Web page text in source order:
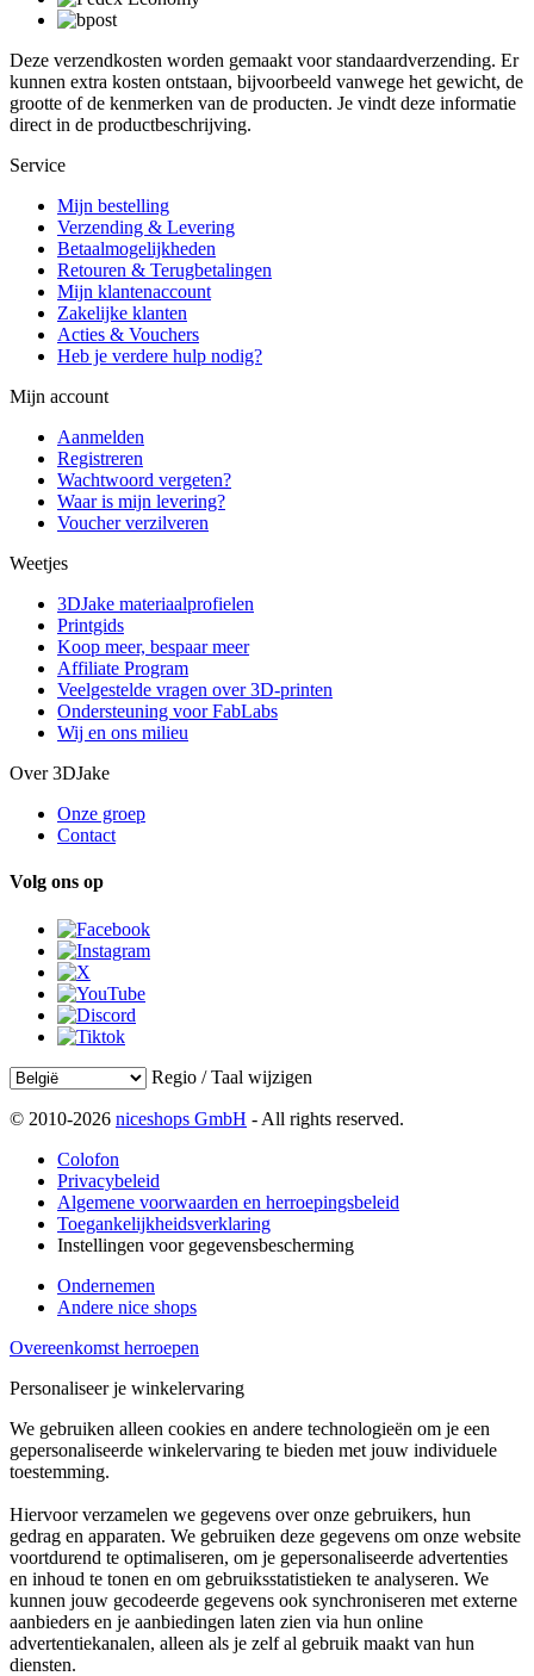
Deze verzendkosten worden gemaakt voor standaardverzending. Er
kunnen extra kosten ontstaan, bijvoorbeeld vanwege het gewicht, de
grootte of de kenmerken van de producten. Je vindt deze informatie
direct in de productbeschrijving.
Service
Mijn bestelling
Verzending & Levering
Betaalmogelijkheden
Retouren & Terugbetalingen
Mijn klantenaccount
Zakelijke klanten
Acties & Vouchers
Heb je verdere hulp nodig?
Mijn account
Aanmelden
Registreren
Wachtwoord vergeten?
Waar is mijn levering?
Voucher verzilveren
Weetjes
3DJake materiaalprofielen
Printgids
Koop meer, bespaar meer
Affiliate Program
Veelgestelde vragen over 3D-printen
Ondersteuning voor FabLabs
Wij en ons milieu
Over 3DJake
Onze groep
Contact
Volg ons op
Regio / Taal wijzigen
© 2010-2026 niceshops GmbH - All rights reserved.
Colofon
Privacybeleid
Algemene voorwaarden en herroepingsbeleid
Toegankelijkheidsverklaring
Instellingen voor gegevensbescherming
Ondernemen
Andere nice shops
Overeenkomst herroepen
Personaliseer je winkelervaring
We gebruiken alleen cookies en andere technologieën om je een
gepersonaliseerde winkelervaring te bieden met jouw individuele
toestemming.
Hiervoor verzamelen we gegevens over onze gebruikers, hun
gedrag en apparaten. We gebruiken deze gegevens om onze website
voortdurend te optimaliseren, om je gepersonaliseerde advertenties
en inhoud te tonen en om gebruiksstatistieken te analyseren. We
kunnen jouw gecodeerde gegevens ook synchroniseren met externe
aanbieders en je aanbiedingen laten zien via hun online
advertentiekanalen, alleen als je zelf al gebruik maakt van hun
diensten.